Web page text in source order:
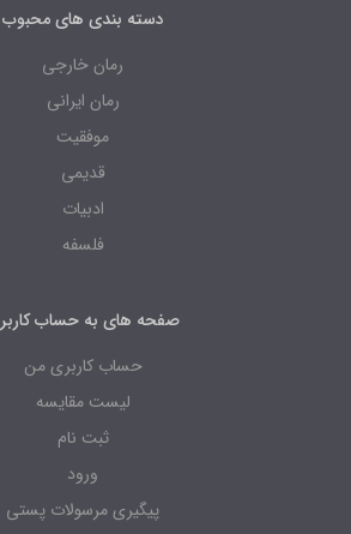
دسته بندی های محبوب
رمان خارجی
رمان ایرانی
موفقیت
قدیمی
ادبیات
فلسفه
صفحه های به حساب کاربری
حساب کاربری من
لیست مقایسه
ثبت نام
ورود
پیگیری مرسولات پستی